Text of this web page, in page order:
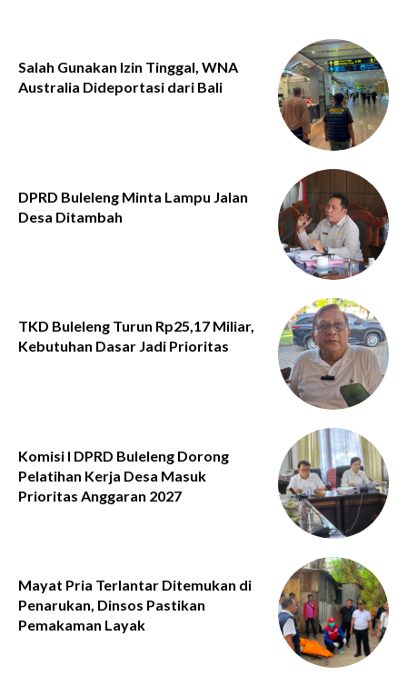
Salah Gunakan Izin Tinggal, WNA
Australia Dideportasi dari Bali
DPRD Buleleng Minta Lampu Jalan
Desa Ditambah
TKD Buleleng Turun Rp25,17 Miliar,
Kebutuhan Dasar Jadi Prioritas
Komisi I DPRD Buleleng Dorong
Pelatihan Kerja Desa Masuk
Prioritas Anggaran 2027
Mayat Pria Terlantar Ditemukan di
Penarukan, Dinsos Pastikan
Pemakaman Layak